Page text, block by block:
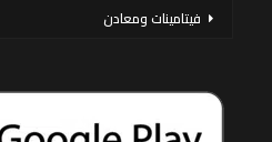
فيتامينات ومعادن